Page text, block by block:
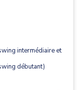
intermédiaire et
débutant)